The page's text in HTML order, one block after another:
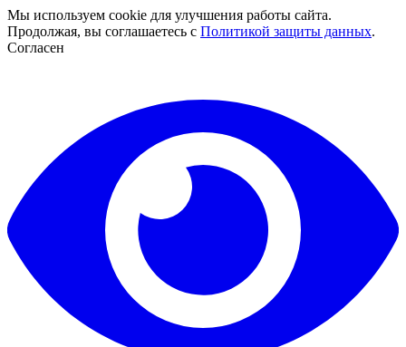
Мы используем cookie для улучшения работы сайта.
Продолжая, вы соглашаетесь с Политикой защиты данных.
Согласен